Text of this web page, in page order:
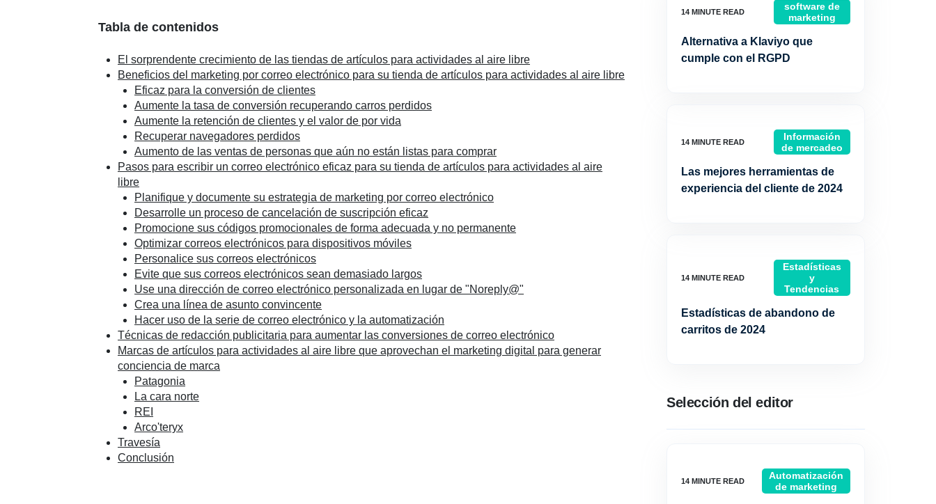
Tabla de contenidos
El sorprendente crecimiento de las tiendas de artículos para actividades al aire libre
Beneficios del marketing por correo electrónico para su tienda de artículos para actividades al aire libre
Eficaz para la conversión de clientes
Aumente la tasa de conversión recuperando carros perdidos
Aumente la retención de clientes y el valor de por vida
Recuperar navegadores perdidos
Aumento de las ventas de personas que aún no están listas para comprar
Pasos para escribir un correo electrónico eficaz para su tienda de artículos para actividades al aire
libre
Planifique y documente su estrategia de marketing por correo electrónico
Desarrolle un proceso de cancelación de suscripción eficaz
Promocione sus códigos promocionales de forma adecuada y no permanente
Optimizar correos electrónicos para dispositivos móviles
Personalice sus correos electrónicos
Evite que sus correos electrónicos sean demasiado largos
Use una dirección de correo electrónico personalizada en lugar de "Noreply@"
Crea una línea de asunto convincente
Hacer uso de la serie de correo electrónico y la automatización
Técnicas de redacción publicitaria para aumentar las conversiones de correo electrónico
Marcas de artículos para actividades al aire libre que aprovechan el marketing digital para generar
conciencia de marca
Patagonia
La cara norte
REI
Arco'teryx
Travesía
Conclusión
software de
marketing
Alternativa a Klaviyo que
cumple con el RGPD
Información
de mercadeo
Las mejores herramientas de
experiencia del cliente de 2024
Estadísticas
y
Tendencias
Estadísticas de abandono de
carritos de 2024
Selección del editor
Automatización
de marketing